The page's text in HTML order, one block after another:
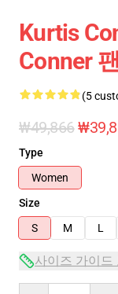
Kurtis
Conner
(5
₩49,866
Type
Women
Size
S
M L
사이즈 가이드